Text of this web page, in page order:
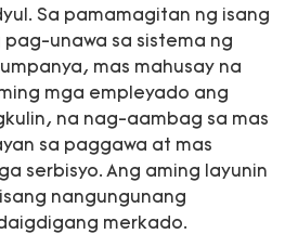
Sa pamamagitan ng isang
unawa sa sistema ng
mas mahusay na
mga empleyado ang
na nag-aambag sa mas
sa paggawa at mas
serbisyo. Ang aming layunin
nangungunang
merkado.